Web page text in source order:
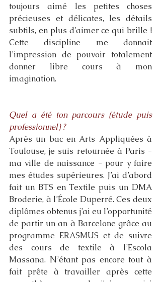
toujours aimé les petites choses
précieuses et délicates, les détails
subtils, en plus d’aimer ce qui brille !
Cette discipline me donnait
l’impression de pouvoir totalement
donner libre cours à mon
imagination.
Quel a été ton parcours (étude puis
professionnel) ?
Après un bac en Arts Appliquées à
Toulouse, je suis retournée à Paris -
ma ville de naissance - pour y faire
mes études supérieures. J’ai d’abord
fait un BTS en Textile puis un DMA
Broderie, à l’École Duperré. Ces deux
diplômes obtenus j’ai eu l’opportunité
de partir un an à Barcelone grâce au
programme ERASMUS et de suivre
des cours de textile à l’Escola
Massana. N’étant pas encore tout à
fait prête à travailler après cette